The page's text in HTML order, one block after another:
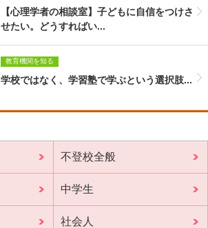
【心理学者の相談室】子どもに自信をつけさ
せたい。どうすればい...
教育機関を知る
学校ではなく、学習塾で学ぶという選択肢...
不登校全般
中学生
社会人